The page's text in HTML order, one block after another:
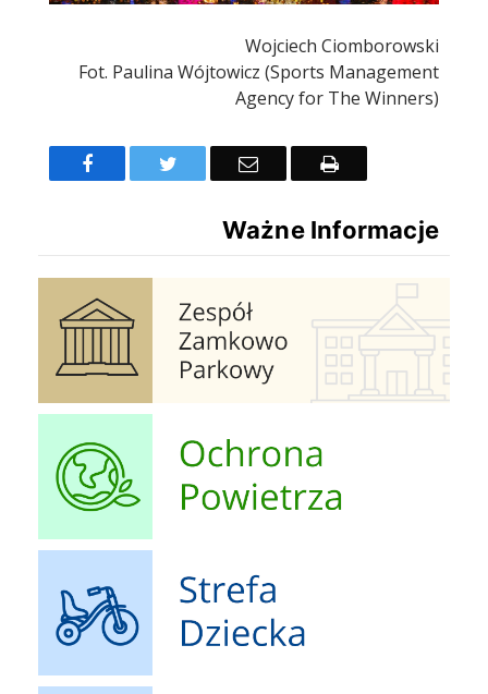
Wojciech Ciomborowski
Fot. Paulina Wójtowicz (Sports Management
Agency for The Winners)
FacebookTwitter Email Drukuj
Ważne Informacje